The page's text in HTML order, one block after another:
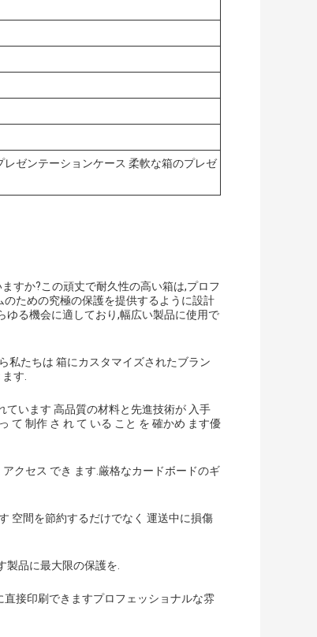
ゼンテーションケース 柔軟な箱のプレゼ
すか?この頑丈で耐久性の高い箱は,プロフ
ための究極の保護を提供するように設計
ゆる機会に適しており,幅広い製品に使用で
私たちは 箱にカスタマイズされたブラン
す.
ています 高品質の材料と先進技術が 入手
て 制作 さ れ て いる こと を 確かめ ます優
クセス でき ます.厳格なカードボードのギ
空間を節約するだけでなく 運送中に損傷
製品に最大限の保護を.
接印刷できますプロフェッショナルな雰